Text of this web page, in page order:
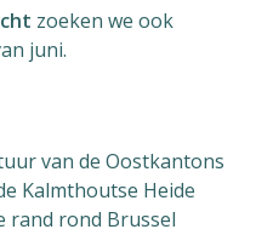
zoeken we ook
juni.
van de Oostkantons
Kalmthoutse Heide
rand rond Brussel